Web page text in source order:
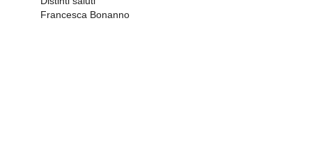
Francesca Bonanno